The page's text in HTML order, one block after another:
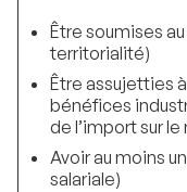
Être soumises
territorialité)
Être assujetties
bénéfices
de l’import sur le
Avoir au moins
salariale)